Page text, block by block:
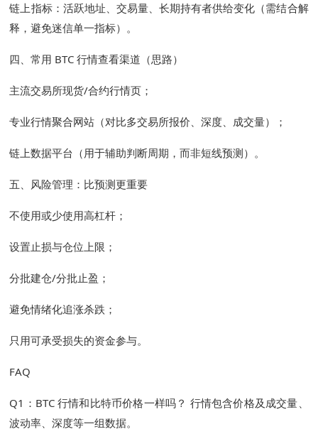
链上指标：活跃地址、交易量、长期持有者供给变化（需结合解
释，避免迷信单一指标）。
四、常用 BTC 行情查看渠道（思路）
主流交易所现货/合约行情页；
专业行情聚合网站（对比多交易所报价、深度、成交量）；
链上数据平台（用于辅助判断周期，而非短线预测）。
五、风险管理：比预测更重要
不使用或少使用高杠杆；
设置止损与仓位上限；
分批建仓/分批止盈；
避免情绪化追涨杀跌；
只用可承受损失的资金参与。
FAQ
Q1：BTC 行情和比特币价格一样吗？ 行情包含价格及成交量、
波动率、深度等一组数据。